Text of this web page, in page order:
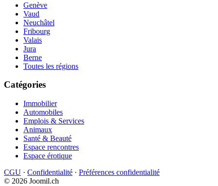
Genève
Vaud
Neuchâtel
Fribourg
Valais
Jura
Berne
Toutes les régions
Catégories
Immobilier
Automobiles
Emplois & Services
Animaux
Santé & Beauté
Espace rencontres
Espace érotique
CGU · Confidentialité · Préférences confidentialité
© 2026 Joomil.ch